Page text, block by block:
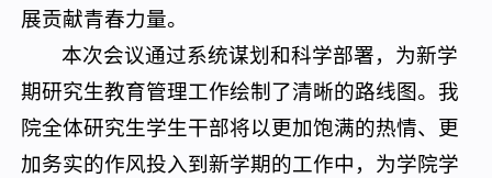
展贡献青春力量。
本次会议通过系统谋划和科学部署，为新学
期研究生教育管理工作绘制了清晰的路线图。我
院全体研究生学生干部将以更加饱满的热情、更
加务实的作风投入到新学期的工作中，为学院学